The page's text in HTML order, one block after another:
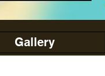
Gallery